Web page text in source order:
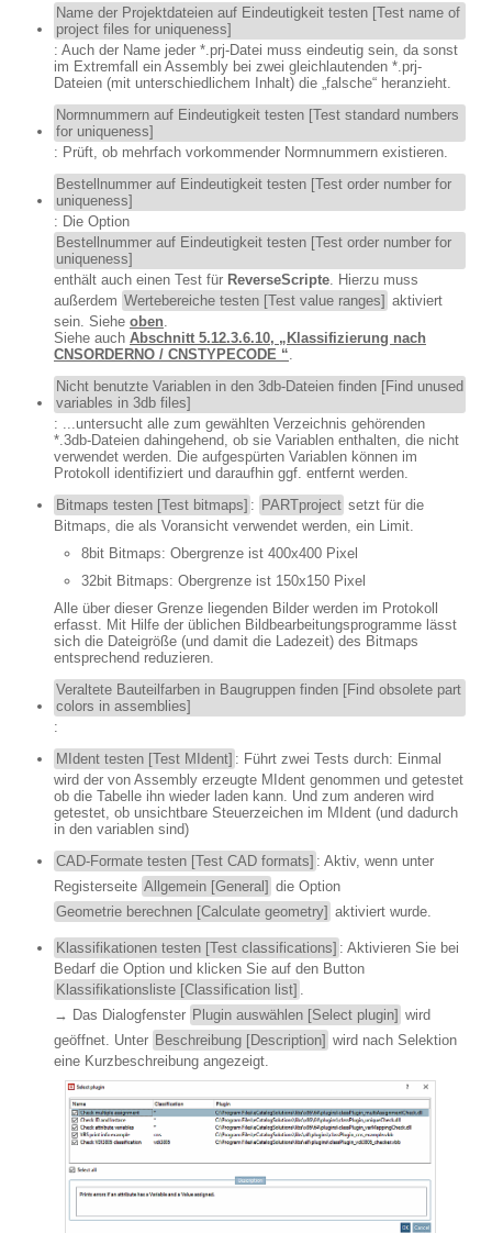
Name der Projektdateien auf Eindeutigkeit testen [Test name of
project files for uniqueness]
: Auch der Name jeder *.prj-Datei muss eindeutig sein, da sonst
im Extremfall ein Assembly bei zwei gleichlautenden *.prj-
Dateien (mit unterschiedlichem Inhalt) die „falsche“ heranzieht.
Normnummern auf Eindeutigkeit testen [Test standard numbers
for uniqueness]
: Prüft, ob mehrfach vorkommender Normnummern existieren.
Bestellnummer auf Eindeutigkeit testen [Test order number for
uniqueness]
: Die Option
Bestellnummer auf Eindeutigkeit testen [Test order number for
uniqueness]
enthält auch einen Test für ReverseScripte. Hierzu muss
außerdem Wertebereiche testen [Test value ranges] aktiviert
sein. Siehe oben.
Siehe auch Abschnitt 5.12.3.6.10, „Klassifizierung nach
CNSORDERNO / CNSTYPECODE “.
Nicht benutzte Variablen in den 3db-Dateien finden [Find unused
variables in 3db files]
: ...untersucht alle zum gewählten Verzeichnis gehörenden
*.3db-Dateien dahingehend, ob sie Variablen enthalten, die nicht
verwendet werden. Die aufgespürten Variablen können im
Protokoll identifiziert und daraufhin ggf. entfernt werden.
Bitmaps testen [Test bitmaps] : PARTproject setzt für die
Bitmaps, die als Voransicht verwendet werden, ein Limit.
8bit Bitmaps: Obergrenze ist 400x400 Pixel
32bit Bitmaps: Obergrenze ist 150x150 Pixel
Alle über dieser Grenze liegenden Bilder werden im Protokoll
erfasst. Mit Hilfe der üblichen Bildbearbeitungsprogramme lässt
sich die Dateigröße (und damit die Ladezeit) des Bitmaps
entsprechend reduzieren.
Veraltete Bauteilfarben in Baugruppen finden [Find obsolete part
colors in assemblies]
:
MIdent testen [Test MIdent] : Führt zwei Tests durch: Einmal
wird der von Assembly erzeugte MIdent genommen und getestet
ob die Tabelle ihn wieder laden kann. Und zum anderen wird
getestet, ob unsichtbare Steuerzeichen im MIdent (und dadurch
in den variablen sind)
CAD-Formate testen [Test CAD formats] : Aktiv, wenn unter
Registerseite Allgemein [General] die Option
Geometrie berechnen [Calculate geometry] aktiviert wurde.
Klassifikationen testen [Test classifications] : Aktivieren Sie bei
Bedarf die Option und klicken Sie auf den Button
Klassifikationsliste [Classification list] .
→ Das Dialogfenster Plugin auswählen [Select plugin] wird
geöffnet. Unter Beschreibung [Description] wird nach Selektion
eine Kurzbeschreibung angezeigt.